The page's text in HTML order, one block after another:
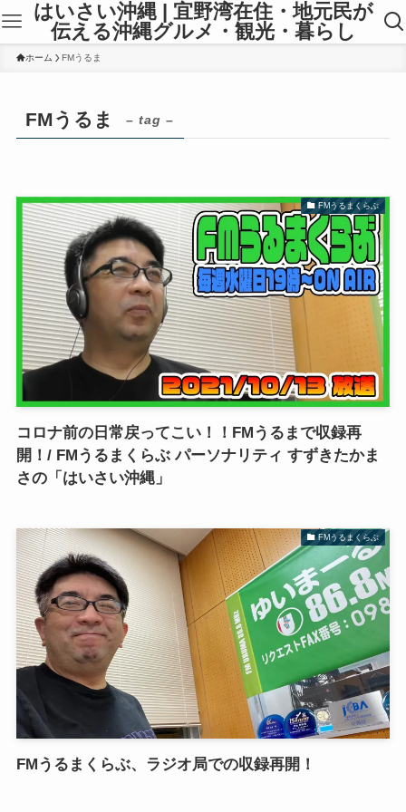
はいさい沖縄 | 宜野湾在住・地元民が
伝える沖縄グルメ・観光・暮らし
ホーム FMうるま
FMうるま – tag –
FMうるまくらぶ
コロナ前の日常戻ってこい！！FMうるまで収録再
開！/ FMうるまくらぶ パーソナリティ すずきたかま
さの「はいさい沖縄」
FMうるまくらぶ
FMうるまくらぶ、ラジオ局での収録再開！